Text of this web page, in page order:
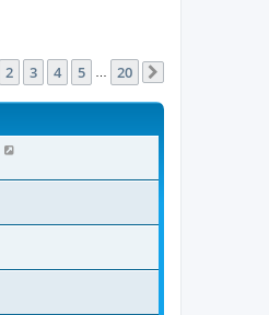
of 20
2 3 4 5 20